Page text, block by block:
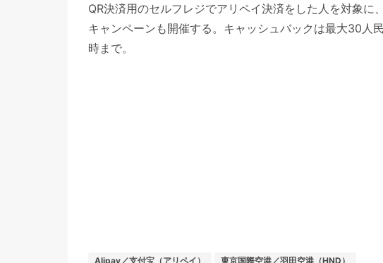
QR決済用のセルフレジでアリペイ決済をした人を対象に
キャンペーンも開催する。キャッシュバックは最大30人
時まで。
Alipay／支付宝（アリペイ） 東京国際空港／羽田空港（HND）